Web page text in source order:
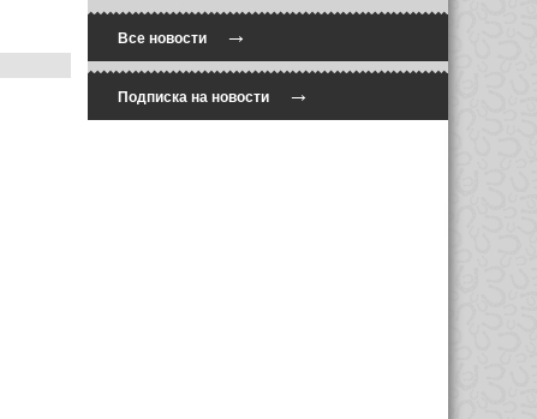
Все новости→
Подписка на новости→